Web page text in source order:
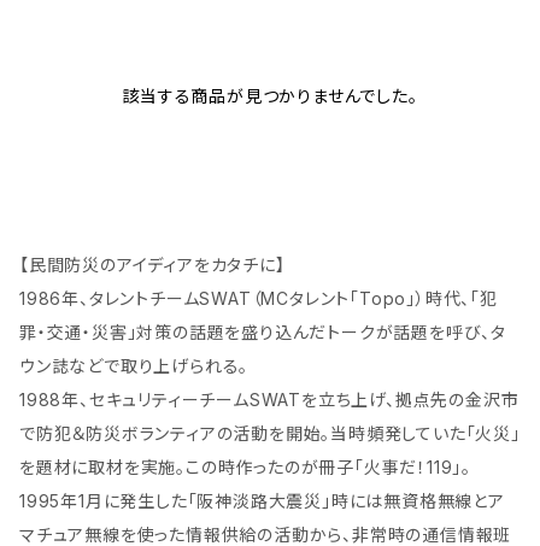
該当する商品が見つかりませんでした。
【民間防災のアイディアをカタチに】
1986年、タレントチームSWAT（MCタレント「Topo」）時代、「犯
罪・交通・災害」対策の話題を盛り込んだトークが話題を呼び、タ
ウン誌などで取り上げられる。
1988年、セキュリティーチームSWATを立ち上げ、拠点先の金沢市
で防犯＆防災ボランティアの活動を開始。当時頻発していた「火災」
を題材に取材を実施。この時作ったのが冊子「火事だ！119」。
1995年1月に発生した「阪神淡路大震災」時には無資格無線とア
マチュア無線を使った情報供給の活動から、非常時の通信情報班